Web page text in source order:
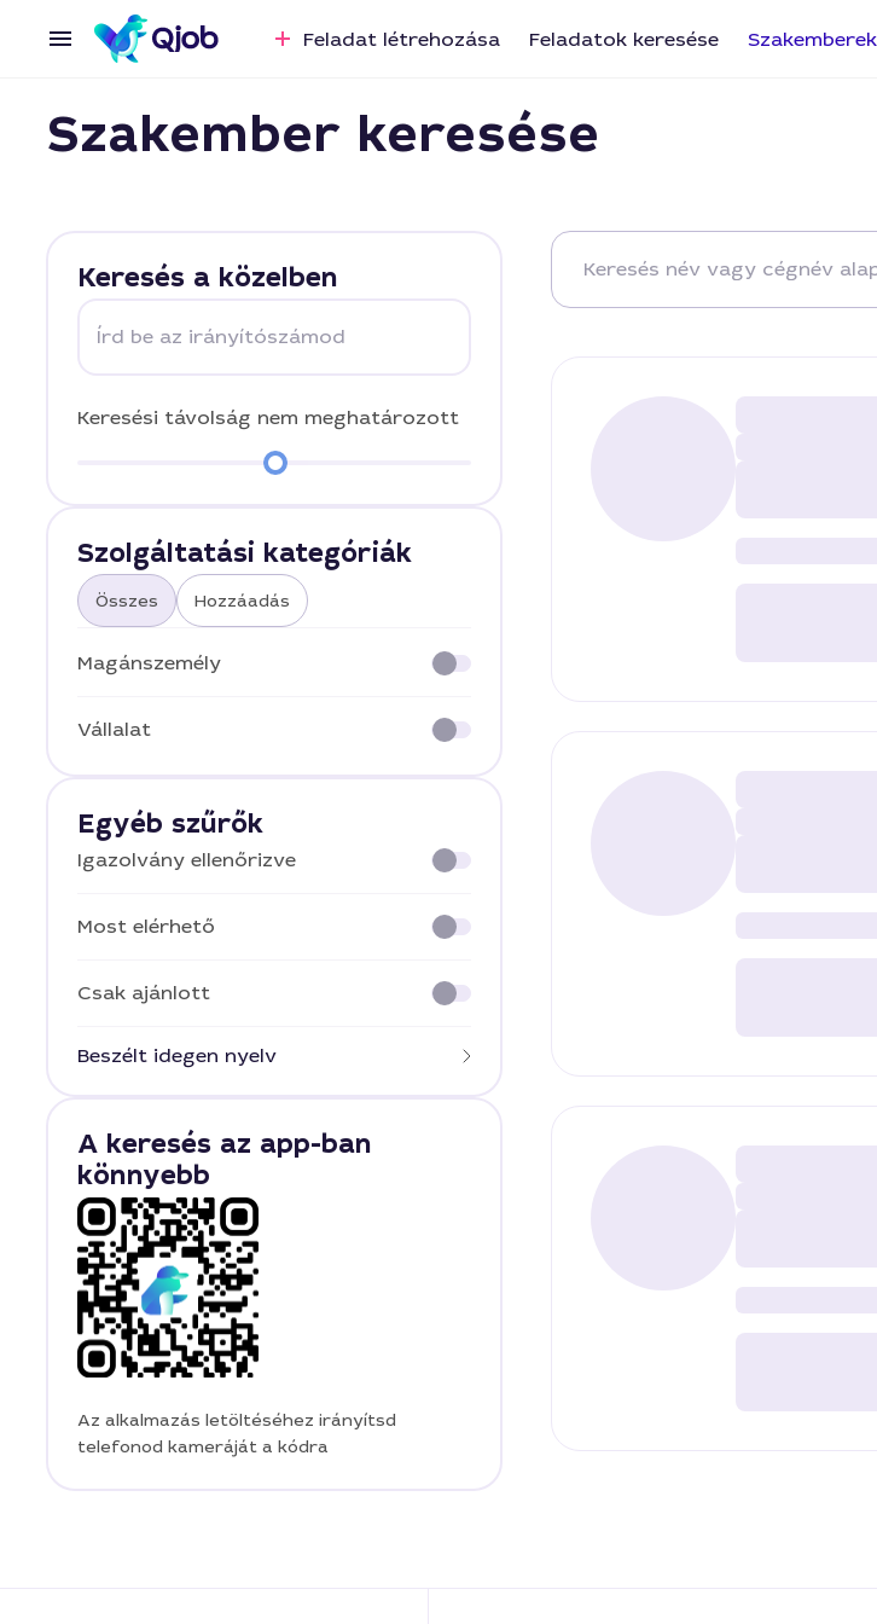
Feladat létrehozása Feladatok keresése Szakemberek
Szakember keresése
Keresés a közelben
Írd be az irányítószámod
Keresési távolság nem meghatározott
Szolgáltatási kategóriák
Összes Hozzáadás
Magánszemély
Vállalat
Egyéb szűrők
Igazolvány ellenőrizve
Most elérhető
Csak ajánlott
Beszélt idegen nyelv
A keresés az app-ban
könnyebb
Az alkalmazás letöltéséhez irányítsd
telefonod kameráját a kódra